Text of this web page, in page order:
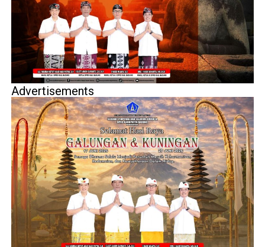
Advertisements